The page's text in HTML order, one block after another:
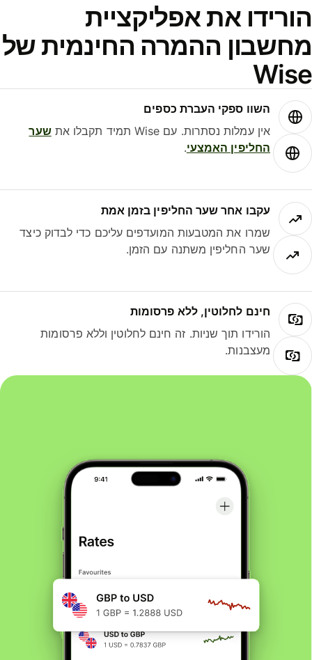
את אפליקציית
ההמרה החינמית של
השוו ספקי העברת כספים
אין עמלות נסתרות. עם Wise תמיד תקבלו את
שער
החליפין האמצעי.
עקבו אחר שער החליפין בזמן אמת
שמרו את המטבעות המועדפים עליכם כדי לבדוק כיצד
שער החליפין משתנה עם הזמן.
חינם לחלוטין, ללא פרסומות
הורידו תוך שניות. זה חינם לחלוטין וללא פרסומות
מעצבנות.